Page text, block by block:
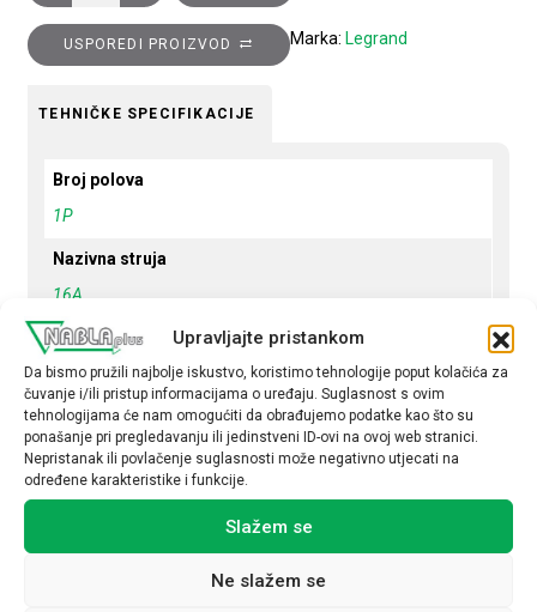
Upravljajte pristankom
Da bismo pružili najbolje iskustvo, koristimo tehnologije poput kolačića za
čuvanje i/ili pristup informacijama o uređaju. Suglasnost s ovim
tehnologijama će nam omogućiti da obrađujemo podatke kao što su
ponašanje pri pregledavanju ili jedinstveni ID-ovi na ovoj web stranici.
Nepristanak ili povlačenje suglasnosti može negativno utjecati na
određene karakteristike i funkcije.
Slažem se
Ne slažem se
USPOREDI PROIZVOD Marka: Legrand
TEHNIČKE SPECIFIKACIJE
Broj polova
1P
Nazivna struja
16A
Krivulja
B
Prekidna moć
6kA
Tip opreme / uređaja
Minijaturni automatski prekidač